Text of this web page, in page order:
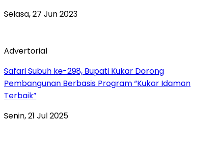
Selasa, 27 Jun 2023
Advertorial
Safari Subuh ke-298, Bupati Kukar Dorong
Pembangunan Berbasis Program “Kukar Idaman
Terbaik”
Senin, 21 Jul 2025